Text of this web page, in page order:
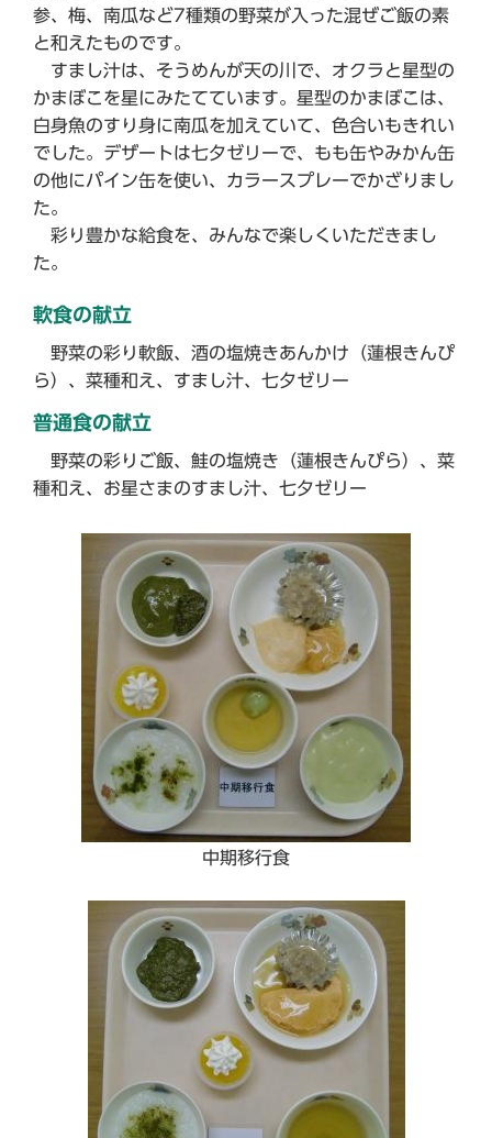
参、梅、南瓜など7種類の野菜が入った混ぜご飯の素
と和えたものです。
すまし汁は、そうめんが天の川で、オクラと星型の
かまぼこを星にみたてています。星型のかまぼこは、
白身魚のすり身に南瓜を加えていて、色合いもきれい
でした。デザートは七夕ゼリーで、もも缶やみかん缶
の他にパイン缶を使い、カラースプレーでかざりまし
た。
彩り豊かな給食を、みんなで楽しくいただきまし
た。
軟食の献立
野菜の彩り軟飯、酒の塩焼きあんかけ（蓮根きんぴ
ら）、菜種和え、すまし汁、七夕ゼリー
普通食の献立
野菜の彩りご飯、鮭の塩焼き（蓮根きんぴら）、菜
種和え、お星さまのすまし汁、七夕ゼリー
中期移行食